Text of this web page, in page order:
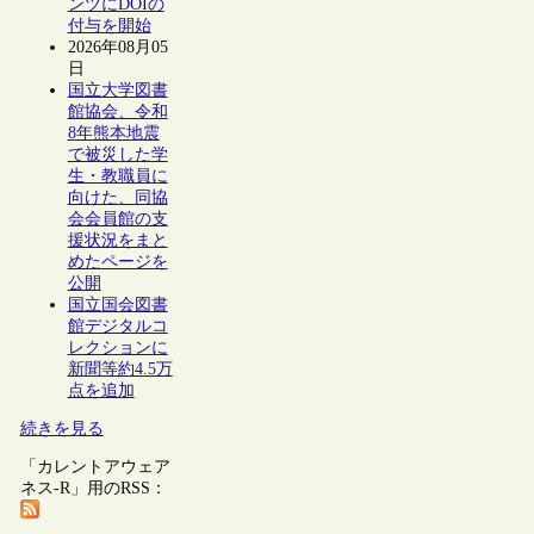
ンツにDOIの
付与を開始
2026年08月05
日
国立大学図書
館協会、令和
8年熊本地震
で被災した学
生・教職員に
向けた、同協
会会員館の支
援状況をまと
めたページを
公開
国立国会図書
館デジタルコ
レクションに
新聞等約4.5万
点を追加
続きを見る
「カレントアウェア
ネス-R」用のRSS：